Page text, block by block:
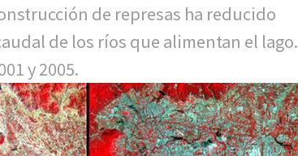
de represas ha reducido
de los ríos que alimentan el lago.
y 2005.